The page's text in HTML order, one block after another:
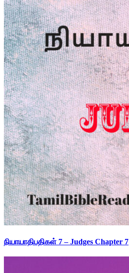
நியாயாதிபதிகள் 7 – Judges Chapter 7